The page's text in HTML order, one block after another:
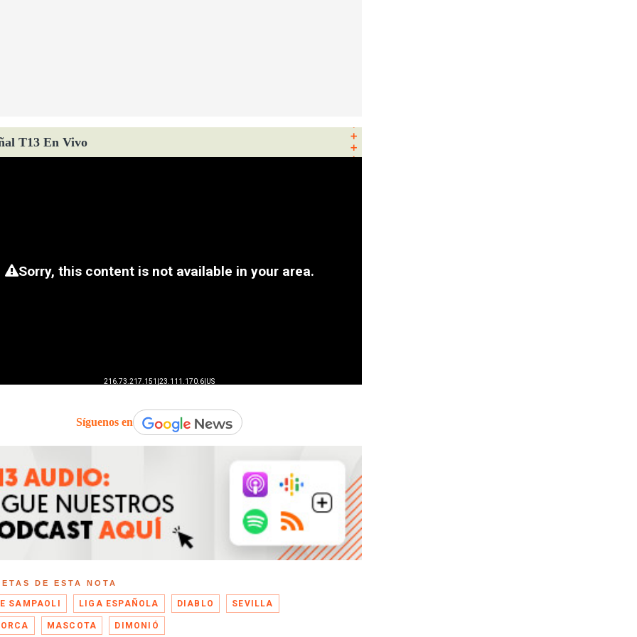
T13 En Vivo
Síguenos en
DE ESTA NOTA
SAMPAOLI LIGA ESPAÑOLA DIABLO SEVILLA
MASCOTA DIMONIÓ